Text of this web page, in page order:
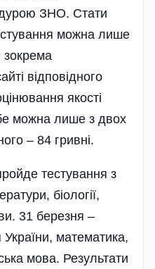
ЗНО. Стати
можна лише
зокрема
відповідного
якості
можна лише з двох
– 84 гривні.
тестування з
біології,
31 березня –
України, математика,
мова. Результати